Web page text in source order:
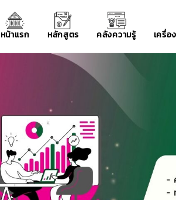
หน้าแรก หลักสูตร คลังความรู้ เครื่อ